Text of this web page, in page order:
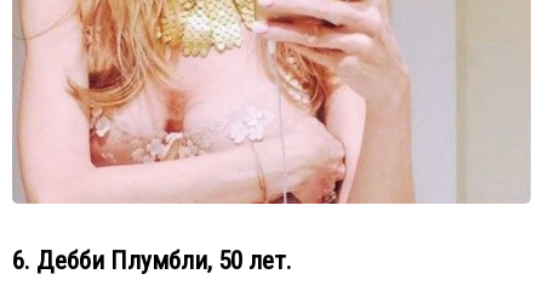
6. Дебби Плумбли, 50 лет.